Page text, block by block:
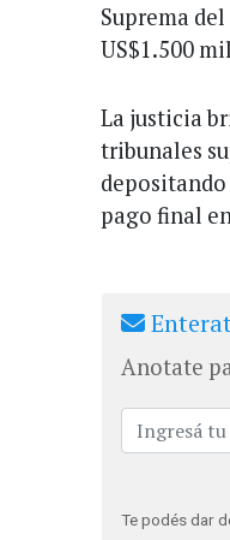
Suprema
US$1.500
La justicia
tribunales
depositando
pago final
Anotate
Te podés dar